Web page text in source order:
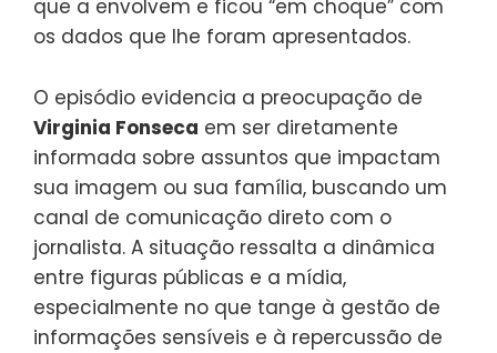
que a envolvem e ficou “em choque” com
os dados que lhe foram apresentados.
O episódio evidencia a preocupação de
Virginia Fonseca em ser diretamente
informada sobre assuntos que impactam
sua imagem ou sua família, buscando um
canal de comunicação direto com o
jornalista. A situação ressalta a dinâmica
entre figuras públicas e a mídia,
especialmente no que tange à gestão de
informações sensíveis e à repercussão de